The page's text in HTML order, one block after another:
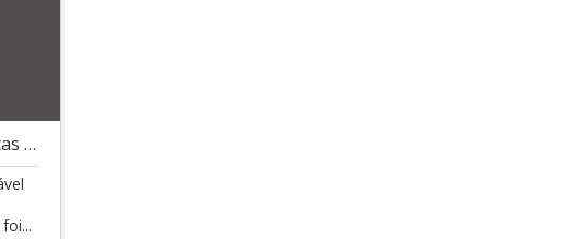
Gerador de propostas comerciais